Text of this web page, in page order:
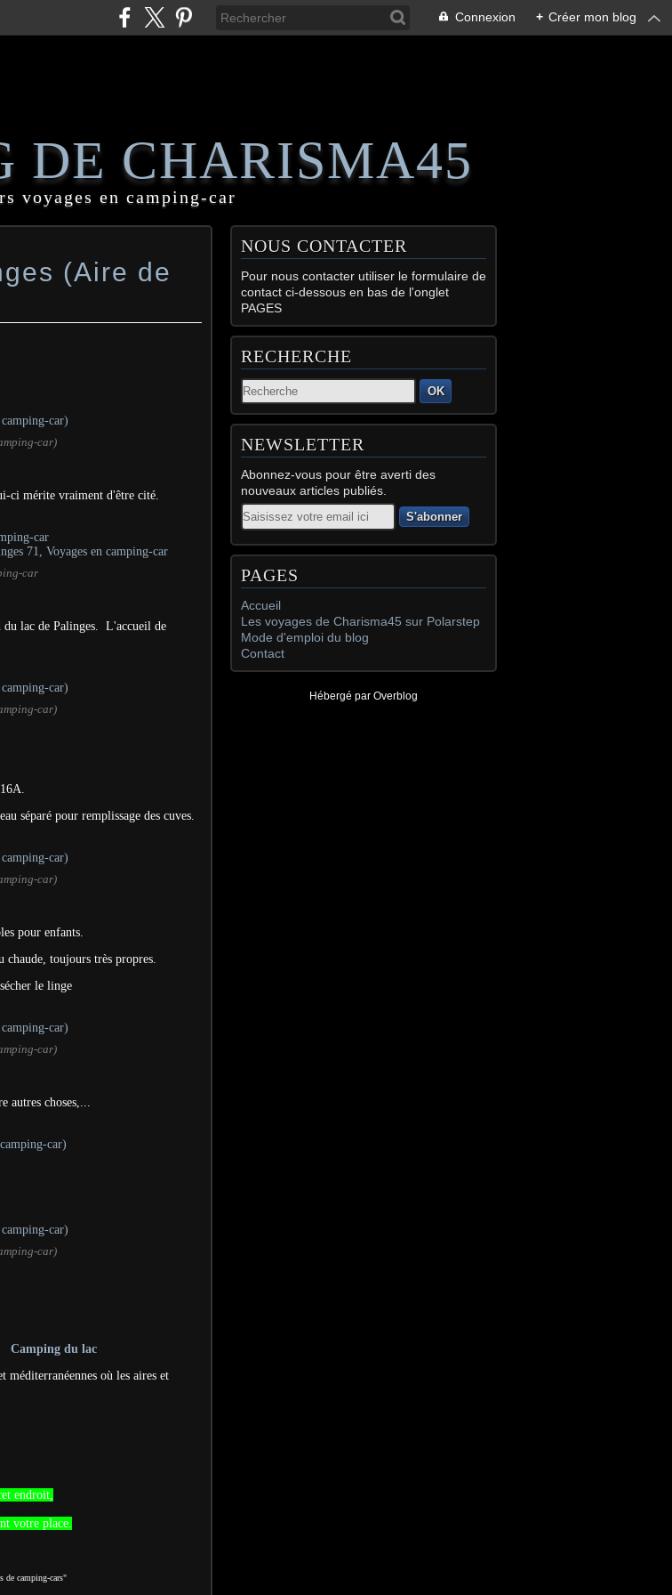
Connexion + Créer mon blog
DE CHARISMA45
voyages en camping-car
(Aire de
car)
ci mérite vraiment d'être cité.
car
lac de Palinges. L'accueil de
car)
séparé pour remplissage des cuves.
car)
pour enfants.
chaude, toujours très propres.
le linge
car)
autres choses,...
car)
Camping du lac
méditerranéennes où les aires et
endroit,
votre place.
de camping-cars"
NOUS CONTACTER
Pour nous contacter utiliser le formulaire de
contact ci-dessous en bas de l'onglet
PAGES
RECHERCHE
OK
NEWSLETTER
Abonnez-vous pour être averti des
nouveaux articles publiés.
Email
PAGES
Accueil
Les voyages de Charisma45 sur Polarstep
Mode d'emploi du blog
Contact
Hébergé par Overblog